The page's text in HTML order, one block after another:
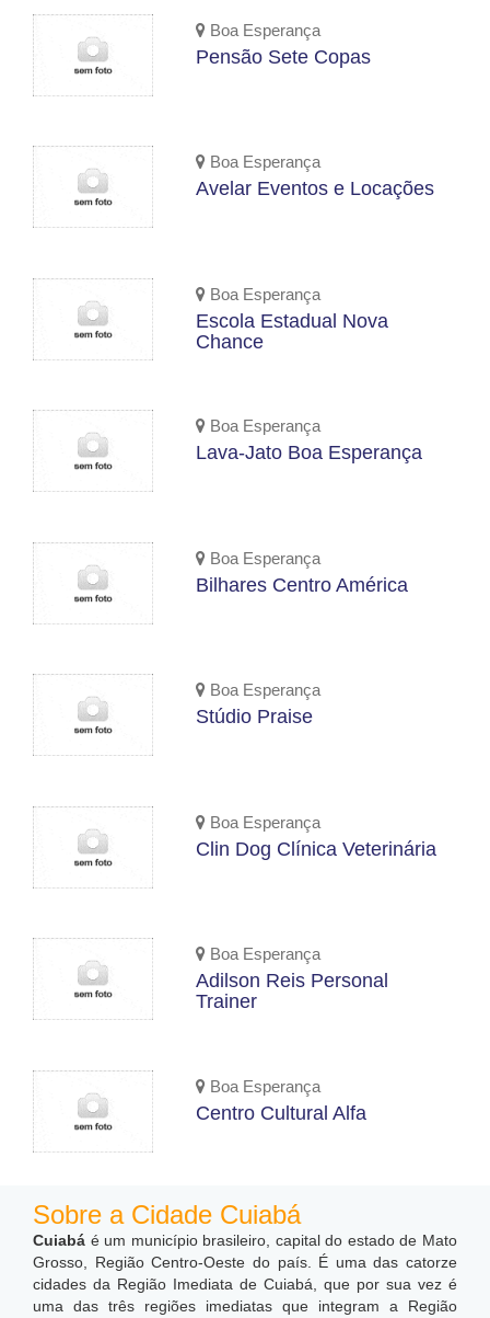
Boa Esperança
Pensão Sete Copas
Boa Esperança
Avelar Eventos e Locações
Boa Esperança
Escola Estadual Nova
Chance
Boa Esperança
Lava-Jato Boa Esperança
Boa Esperança
Bilhares Centro América
Boa Esperança
Stúdio Praise
Boa Esperança
Clin Dog Clínica Veterinária
Boa Esperança
Adilson Reis Personal
Trainer
Boa Esperança
Centro Cultural Alfa
Sobre a Cidade Cuiabá
Cuiabá é um município brasileiro, capital do estado de Mato
Grosso, Região Centro-Oeste do país. É uma das catorze
cidades da Região Imediata de Cuiabá, que por sua vez é
uma das três regiões imediatas que integram a Região